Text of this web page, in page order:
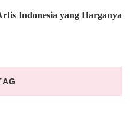
Indonesia yang Harganya